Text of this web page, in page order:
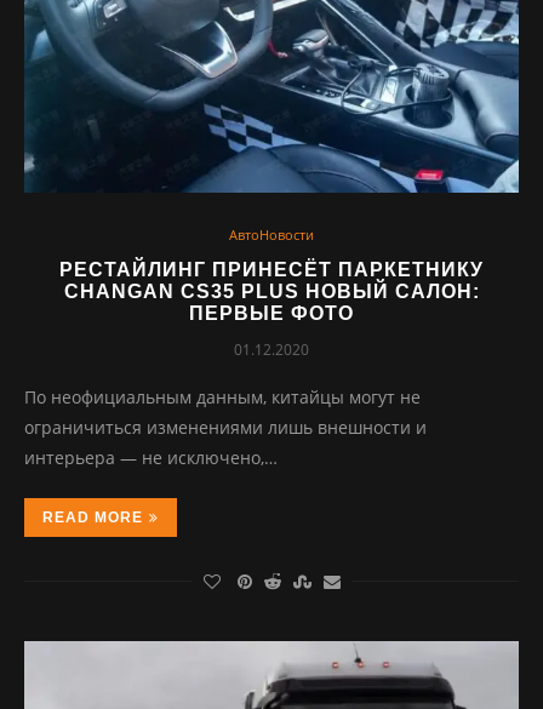
АвтоНовости
РЕСТАЙЛИНГ ПРИНЕСЁТ ПАРКЕТНИКУ
CHANGAN CS35 PLUS НОВЫЙ САЛОН:
ПЕРВЫЕ ФОТО
01.12.2020
По неофициальным данным, китайцы могут не
ограничиться изменениями лишь внешности и
интерьера — не исключено,…
READ MORE